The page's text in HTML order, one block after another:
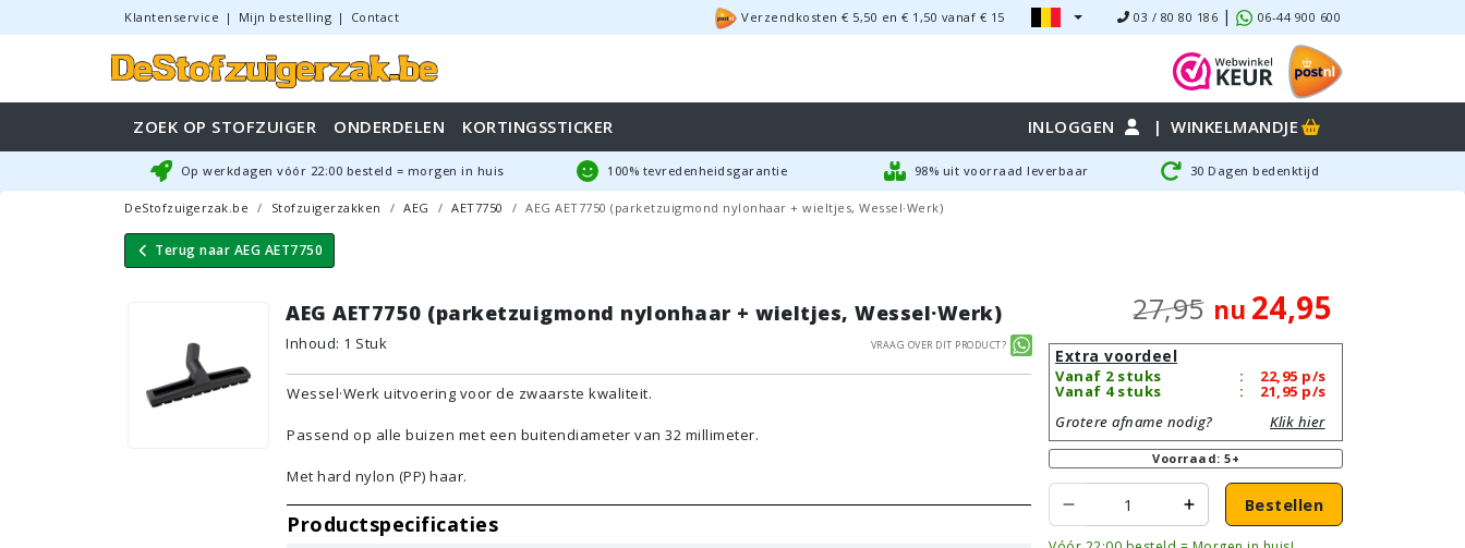
Klantenservice | Mijn bestelling | Contact Verzendkosten € 5,50 en € 1,50 vanaf € 15 03 / 80 80 186 | 06-44 900 600
ZOEK OP STOFZUIGER ONDERDELEN KORTINGSSTICKER INLOGGEN | WINKELMANDJE
Op werkdagen vóór 22:00 besteld = morgen in huis 100% tevredenheidsgarantie 98% uit voorraad leverbaar 30 Dagen bedenktijd
DeStofzuigerzak.be Stofzuigerzakken AEG AET7750 AEG AET7750 (parketzuigmond nylonhaar + wieltjes, Wessel·Werk)
Terug naar AEG AET7750
AEG AET7750 (parketzuigmond nylonhaar + wieltjes, Wessel·Werk)
Inhoud: 1 Stuk Vraag over dit product?
Wessel·Werk uitvoering voor de zwaarste kwaliteit.
Passend op alle buizen met een buitendiameter van 32 millimeter.
Met hard nylon (PP) haar.
Productspecificaties
27,95 nu 24,95
Extra voordeel
Vanaf 2 stuks : 22,95 p/s
Vanaf 4 stuks : 21,95 p/s
Grotere afname nodig?
Klik hier
Voorraad: 5+
Bestellen